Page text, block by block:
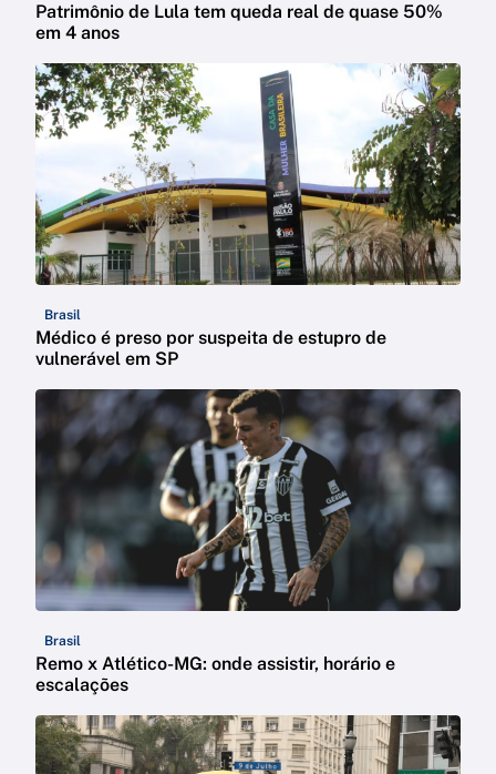
Patrimônio de Lula tem queda real de quase 50%
em 4 anos
Brasil
Médico é preso por suspeita de estupro de
vulnerável em SP
Brasil
Remo x Atlético-MG: onde assistir, horário e
escalações